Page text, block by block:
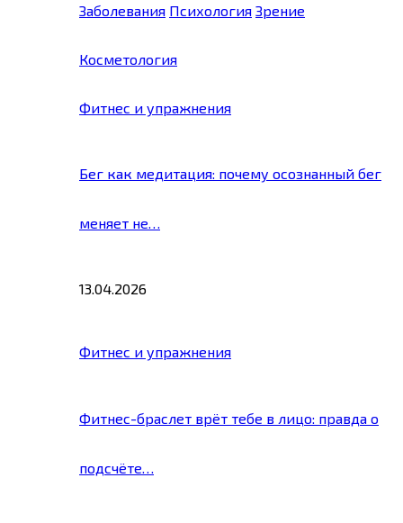
Заболевания Психология Зрение
Косметология
Фитнес и упражнения
Бег как медитация: почему осознанный бег
меняет не…
13.04.2026
Фитнес и упражнения
Фитнес-браслет врёт тебе в лицо: правда о
подсчёте…